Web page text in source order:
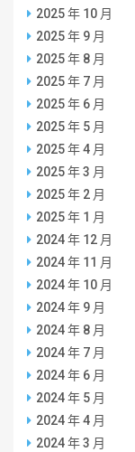
2025 年 10 月
2025 年 9 月
2025 年 8 月
2025 年 7 月
2025 年 6 月
2025 年 5 月
2025 年 4 月
2025 年 3 月
2025 年 2 月
2025 年 1 月
2024 年 12 月
2024 年 11 月
2024 年 10 月
2024 年 9 月
2024 年 8 月
2024 年 7 月
2024 年 6 月
2024 年 5 月
2024 年 4 月
2024 年 3 月